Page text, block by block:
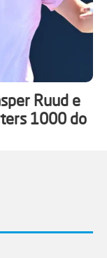
Ruud e
1000 do